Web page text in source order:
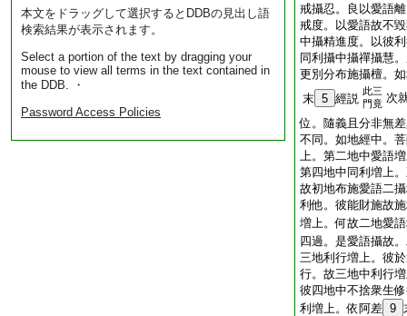
本文をドラッグして選択するとDDBの見出し語
検索結果が表示されます。
Select a portion of the text by dragging your
mouse to view all terms in the text contained in
the DDB. ・
Password Access Policies
戒攝忍。良以愛語
戒度。以愛語故不
中攝精進度。以彼
同利攝中攝禪攝慧
更別分布施攝檀。
末 5 經説
此三
門竟 次
位。隨義且分非無
不同。如地經中。
上。第二地中愛語
第四地中同利増上
故初地布施愛語二
利他。彼能財施故
増上。何故二地愛
四過。是愛語攝故
三地利行増上。彼
行。故三地中利行
彼四地中不捨衆生
利増上。依阿差 9